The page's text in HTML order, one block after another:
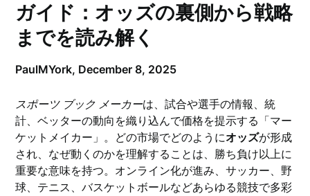
ガイド：オッズの裏側から戦略
までを読み解く
PaulMYork, December 8, 2025
スポーツ ブック メーカーは、試合や選手の情報、統
計、ベッターの動向を織り込んで価格を提示する「マー
ケットメイカー」。どの市場でどのようにオッズが形成
され、なぜ動くのかを理解することは、勝ち負け以上に
重要な意味を持つ。オンライン化が進み、サッカー、野
球、テニス、バスケットボールなどあらゆる競技で多彩